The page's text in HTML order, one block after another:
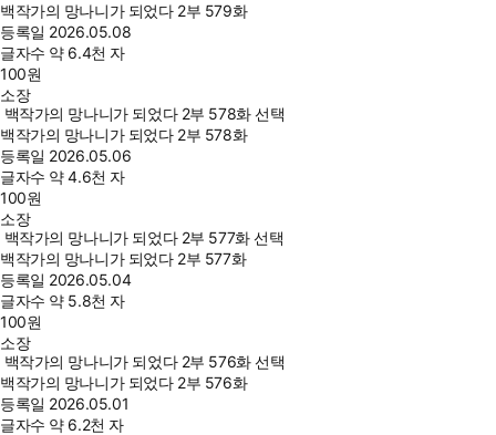
백작가의 망나니가 되었다 2부 579화
등록일 2026.05.08
글자수 약 6.4천 자
100원
소장
백작가의 망나니가 되었다 2부 578화 선택
백작가의 망나니가 되었다 2부 578화
등록일 2026.05.06
글자수 약 4.6천 자
100원
소장
백작가의 망나니가 되었다 2부 577화 선택
백작가의 망나니가 되었다 2부 577화
등록일 2026.05.04
글자수 약 5.8천 자
100원
소장
백작가의 망나니가 되었다 2부 576화 선택
백작가의 망나니가 되었다 2부 576화
등록일 2026.05.01
글자수 약 6.2천 자